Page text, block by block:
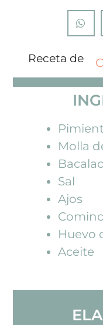
Receta de
Molla
Sal
Ajos
Huevo
Aceite